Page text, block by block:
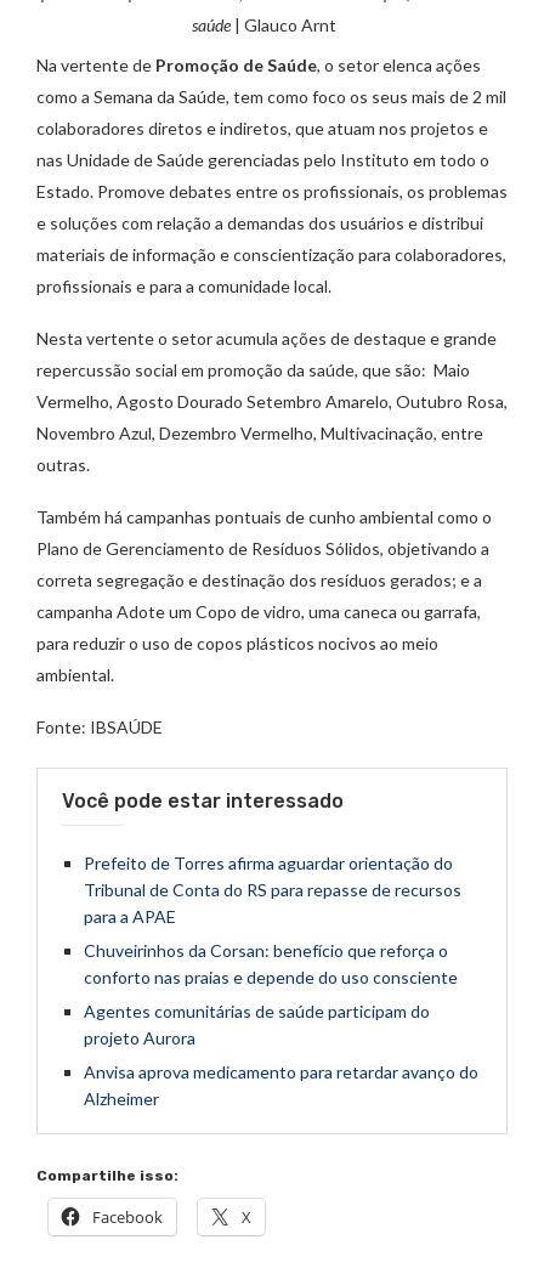
saúde| Glauco Arnt
Na vertente de Promoção de Saúde, o setor elenca ações
como a Semana da Saúde, tem como foco os seus mais de 2 mil
colaboradores diretos e indiretos, que atuam nos projetos e
nas Unidade de Saúde gerenciadas pelo Instituto em todo o
Estado. Promove debates entre os profissionais, os problemas
e soluções com relação a demandas dos usuários e distribui
materiais de informação e conscientização para colaboradores,
profissionais e para a comunidade local.
Nesta vertente o setor acumula ações de destaque e grande
repercussão social em promoção da saúde, que são: Maio
Vermelho, Agosto Dourado Setembro Amarelo, Outubro Rosa,
Novembro Azul, Dezembro Vermelho, Multivacinação, entre
outras.
Também há campanhas pontuais de cunho ambiental como o
Plano de Gerenciamento de Resíduos Sólidos, objetivando a
correta segregação e destinação dos resíduos gerados; e a
campanha Adote um Copo de vidro, uma caneca ou garrafa,
para reduzir o uso de copos plásticos nocivos ao meio
ambiental.
Fonte: IBSAÚDE
Você pode estar interessado
Prefeito de Torres afirma aguardar orientação do
Tribunal de Conta do RS para repasse de recursos
para a APAE
Chuveirinhos da Corsan: benefício que reforça o
conforto nas praias e depende do uso consciente
Agentes comunitárias de saúde participam do
projeto Aurora
Anvisa aprova medicamento para retardar avanço do
Alzheimer
Compartilhe isso:
Facebook X